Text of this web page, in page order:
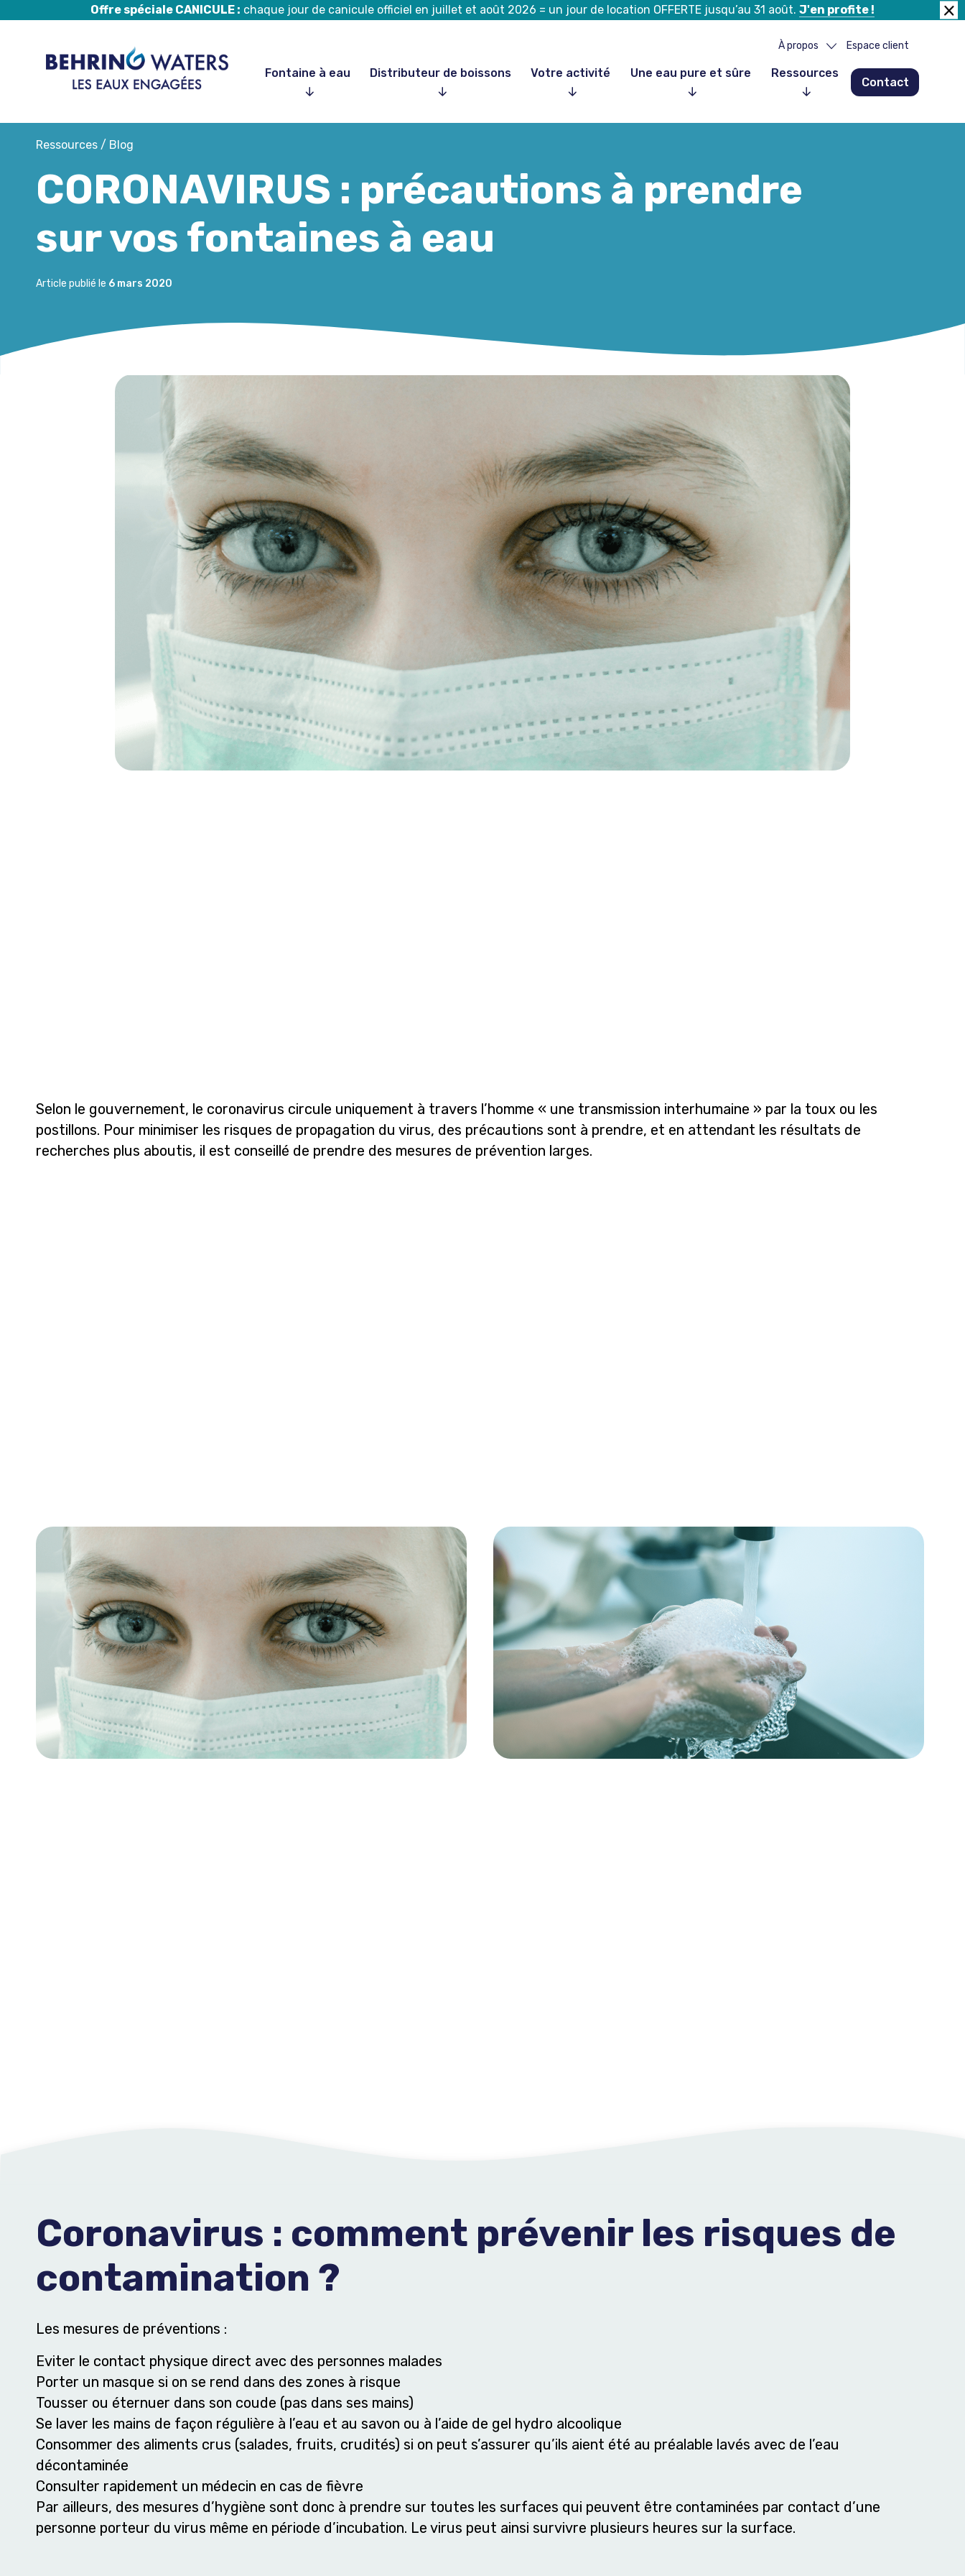
contenu
Offre spéciale CANICULE : chaque jour de canicule officiel en juillet et août 2026 = un jour de location OFFERTE jusqu’au 31 août. J'en profite !
À propos
Nos clients
Espace client
Fontaine à eau Distributeur de boissons Votre activité Une eau pure et sûre Ressources
Contact
Ressources / Blog
CORONAVIRUS : précautions à prendre
sur vos fontaines à eau
Article publié le 6 mars 2020
Selon le gouvernement, le coronavirus circule uniquement à travers l’homme « une transmission interhumaine » par la toux ou les
postillons. Pour minimiser les risques de propagation du virus, des précautions sont à prendre, et en attendant les résultats de
recherches plus aboutis, il est conseillé de prendre des mesures de prévention larges.
Coronavirus : comment prévenir les risques de
contamination ?
Les mesures de préventions :
Eviter le contact physique direct avec des personnes malades
Porter un masque si on se rend dans des zones à risque
Tousser ou éternuer dans son coude (pas dans ses mains)
Se laver les mains de façon régulière à l’eau et au savon ou à l’aide de gel hydro alcoolique
Consommer des aliments crus (salades, fruits, crudités) si on peut s’assurer qu’ils aient été au préalable lavés avec de l’eau
décontaminée
Consulter rapidement un médecin en cas de fièvre
Par ailleurs, des mesures d’hygiène sont donc à prendre sur toutes les surfaces qui peuvent être contaminées par contact d’une
personne porteur du virus même en période d’incubation. Le virus peut ainsi survivre plusieurs heures sur la surface.